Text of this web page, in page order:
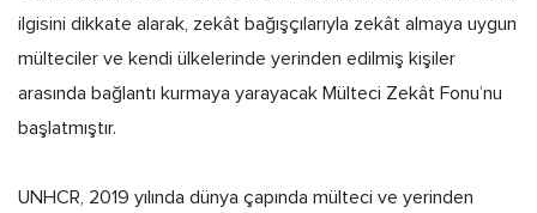
ilgisini dikkate alarak, zekât bağışçılarıyla zekât almaya uygun
mülteciler ve kendi ülkelerinde yerinden edilmiş kişiler
arasında bağlantı kurmaya yarayacak Mülteci Zekât Fonu’nu
başlatmıştır.
UNHCR, 2019 yılında dünya çapında mülteci ve yerinden